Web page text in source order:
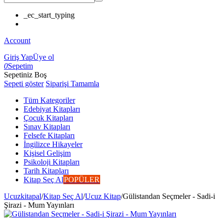
_ec_start_typing
Account
Giriş YapÜye ol
0Sepetim
Sepetiniz Boş
Sepeti göster Siparişi Tamamla
Tüm Kategoriler
Edebiyat Kitapları
Çocuk Kitapları
Sınav Kitapları
Felsefe Kitapları
İngilizce Hikayeler
Kişisel Gelişim
Psikoloji Kitapları
Tarih Kitapları
Kitap Seç AlPOPÜLER
Ucuzkitapal/Kitap Seç Al/Ucuz Kitap/Gülistandan Seçmeler - Sadi-i
Şirazi - Mum Yayınları